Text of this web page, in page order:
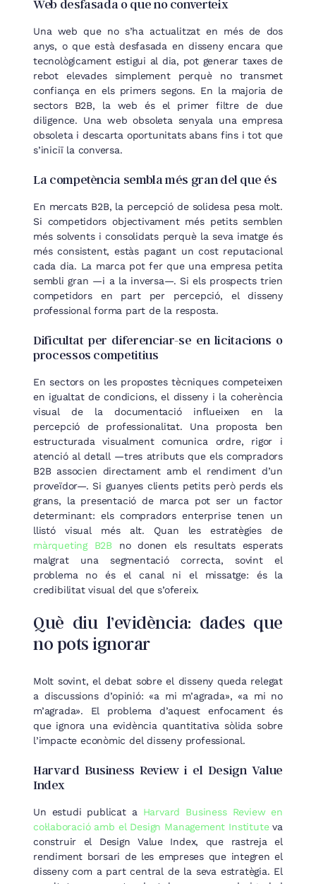
Web desfasada o que no converteix
Una web que no s’ha actualitzat en més de dos
anys, o que està desfasada en disseny encara que
tecnològicament estigui al dia, pot generar taxes de
rebot elevades simplement perquè no transmet
confiança en els primers segons. En la majoria de
sectors B2B, la web és el primer filtre de due
diligence. Una web obsoleta senyala una empresa
obsoleta i descarta oportunitats abans fins i tot que
s’iniciï la conversa.
La competència sembla més gran del que és
En mercats B2B, la percepció de solidesa pesa molt.
Si competidors objectivament més petits semblen
més solvents i consolidats perquè la seva imatge és
més consistent, estàs pagant un cost reputacional
cada dia. La marca pot fer que una empresa petita
sembli gran —i a la inversa—. Si els prospects trien
competidors en part per percepció, el disseny
professional forma part de la resposta.
Dificultat per diferenciar-se en licitacions o
processos competitius
En sectors on les propostes tècniques competeixen
en igualtat de condicions, el disseny i la coherència
visual de la documentació influeixen en la
percepció de professionalitat. Una proposta ben
estructurada visualment comunica ordre, rigor i
atenció al detall —tres atributs que els compradors
B2B associen directament amb el rendiment d’un
proveïdor—. Si guanyes clients petits però perds els
grans, la presentació de marca pot ser un factor
determinant: els compradors enterprise tenen un
llistó visual més alt. Quan les estratègies de
màrqueting B2B no donen els resultats esperats
malgrat una segmentació correcta, sovint el
problema no és el canal ni el missatge: és la
credibilitat visual del que s’ofereix.
Què diu l’evidència: dades que
no pots ignorar
Molt sovint, el debat sobre el disseny queda relegat
a discussions d’opinió: «a mi m’agrada», «a mi no
m’agrada». El problema d’aquest enfocament és
que ignora una evidència quantitativa sòlida sobre
l’impacte econòmic del disseny professional.
Harvard Business Review i el Design Value
Index
Un estudi publicat a Harvard Business Review en
col·laboració amb el Design Management Instituteva
construir el Design Value Index, que rastreja el
rendiment borsari de les empreses que integren el
disseny com a part central de la seva estratègia. El